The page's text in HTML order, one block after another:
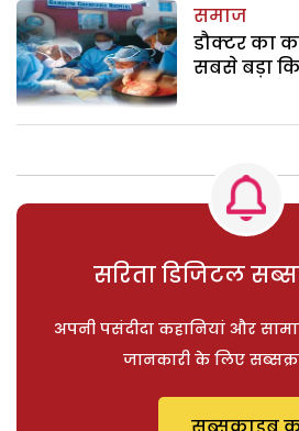
समाज
डौक्टर का
सबसे बड़ा
सरिता डिजिटल
अपनी पसंदीदा कहानियां और
जानकारी के लिए